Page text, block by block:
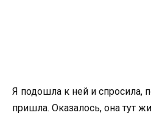
Я подошла к ней и спросила,
пришла. Оказалось, она тут